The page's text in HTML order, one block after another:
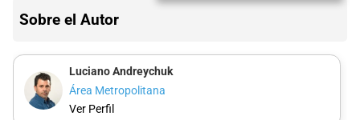
Sobre el Autor
Luciano Andreychuk
Área Metropolitana
Ver Perfil